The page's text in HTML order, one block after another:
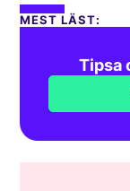
MEST LÄST:
Tipsa